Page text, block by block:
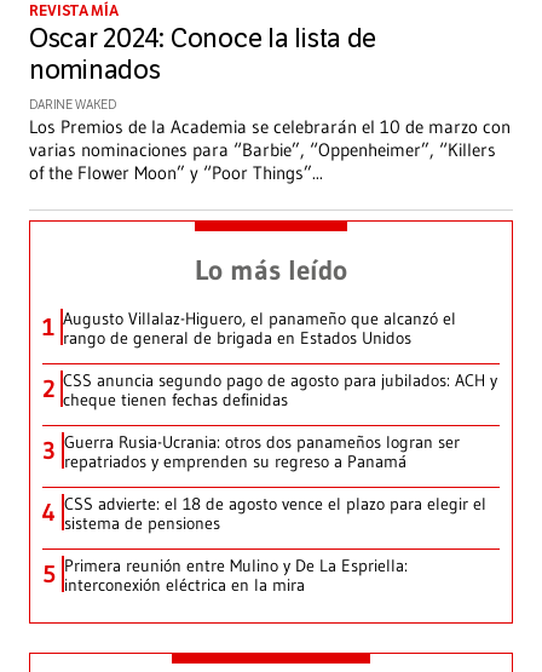
REVISTA MÍA
Oscar 2024: Conoce la lista de
nominados
DARINE WAKED
Los Premios de la Academia se celebrarán el 10 de marzo con
varias nominaciones para “Barbie”, “Oppenheimer”, “Killers
of the Flower Moon” y “Poor Things”...
Lo más leído
1 Augusto Villalaz-Higuero, el panameño que alcanzó el
rango de general de brigada en Estados Unidos
2 CSS anuncia segundo pago de agosto para jubilados: ACH y
cheque tienen fechas definidas
3 Guerra Rusia-Ucrania: otros dos panameños logran ser
repatriados y emprenden su regreso a Panamá
4 CSS advierte: el 18 de agosto vence el plazo para elegir el
sistema de pensiones
5 Primera reunión entre Mulino y De La Espriella:
interconexión eléctrica en la mira